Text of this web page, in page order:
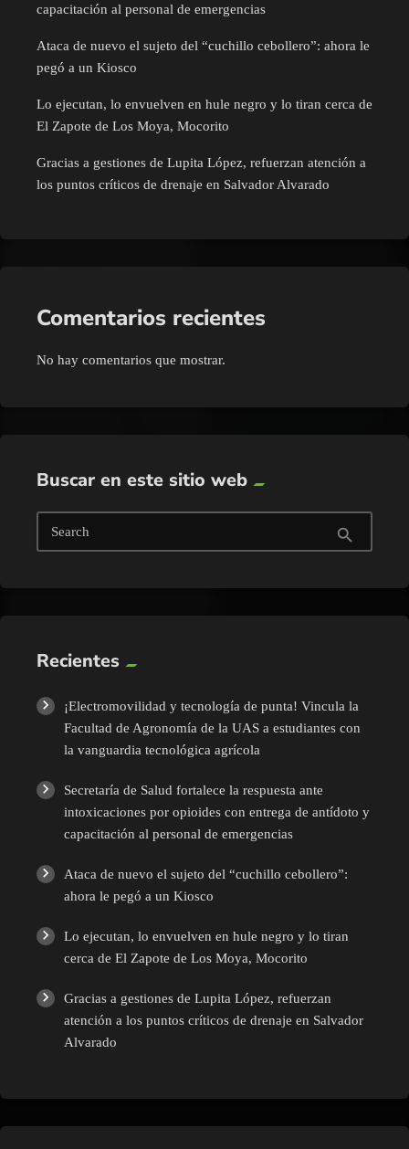
capacitación al personal de emergencias
Ataca de nuevo el sujeto del “cuchillo cebollero”: ahora le
pegó a un Kiosco
Lo ejecutan, lo envuelven en hule negro y lo tiran cerca de
El Zapote de Los Moya, Mocorito
Gracias a gestiones de Lupita López, refuerzan atención a
los puntos críticos de drenaje en Salvador Alvarado
Comentarios recientes
No hay comentarios que mostrar.
Buscar en este sitio web
Search search
Recientes
¡Electromovilidad y tecnología de punta! Vincula la
Facultad de Agronomía de la UAS a estudiantes con
la vanguardia tecnológica agrícola
Secretaría de Salud fortalece la respuesta ante
intoxicaciones por opioides con entrega de antídoto y
capacitación al personal de emergencias
Ataca de nuevo el sujeto del “cuchillo cebollero”:
ahora le pegó a un Kiosco
Lo ejecutan, lo envuelven en hule negro y lo tiran
cerca de El Zapote de Los Moya, Mocorito
Gracias a gestiones de Lupita López, refuerzan
atención a los puntos críticos de drenaje en Salvador
Alvarado